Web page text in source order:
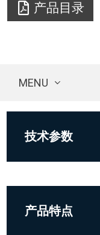
产品目录
MENU
技术参数
产品特点